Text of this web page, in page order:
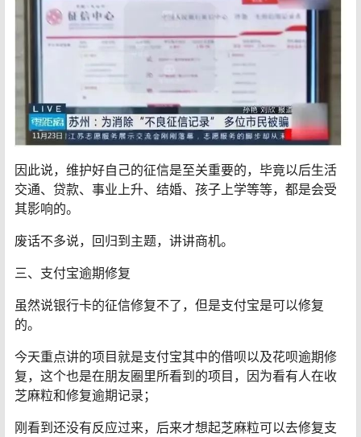
因此说，维护好自己的征信是至关重要的，毕竟以后生活
交通、贷款、事业上升、结婚、孩子上学等等，都是会受
其影响的。
废话不多说，回归到主题，讲讲商机。
三、支付宝逾期修复
虽然说银行卡的征信修复不了，但是支付宝是可以修复
的。
今天重点讲的项目就是支付宝其中的借呗以及花呗逾期修
复，这个也是在朋友圈里所看到的项目，因为看有人在收
芝麻粒和修复逾期记录；
刚看到还没有反应过来，后来才想起芝麻粒可以去修复支